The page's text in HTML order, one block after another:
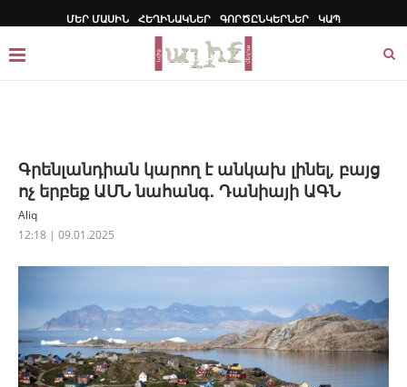
ՄԵՐ ՄԱՍԻՆ ՀԵՂԻՆԱԿՆԵՐ ԳՈՐԾԸՆԿԵՐՆԵՐ ԿԱՊ
Գրենլանդիան կարող է անկախ լինել, բայց
ոչ երբեք ԱՄՆ նահանգ․ Դանիայի ԱԳՆ
Aliq
12:18 | 09.01.2025